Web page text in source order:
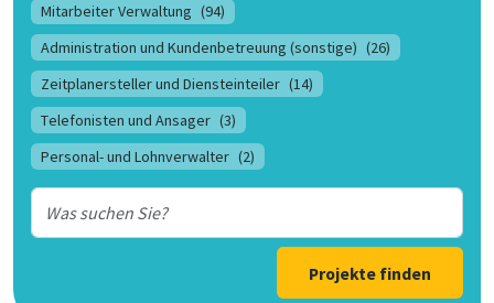
Mitarbeiter Verwaltung (94)
Administration und Kundenbetreuung (sonstige) (26)
Zeitplanersteller und Diensteinteiler (14)
Telefonisten und Ansager (3)
Personal- und Lohnverwalter (2)
Projekte finden